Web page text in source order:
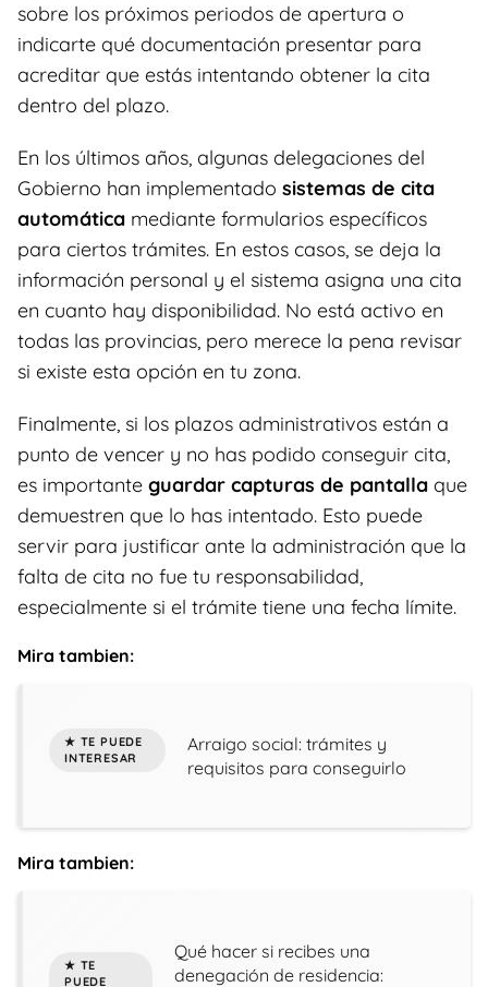
sobre los próximos periodos de apertura o
indicarte qué documentación presentar para
acreditar que estás intentando obtener la cita
dentro del plazo.
En los últimos años, algunas delegaciones del
Gobierno han implementado sistemas de cita
automática mediante formularios específicos
para ciertos trámites. En estos casos, se deja la
información personal y el sistema asigna una cita
en cuanto hay disponibilidad. No está activo en
todas las provincias, pero merece la pena revisar
si existe esta opción en tu zona.
Finalmente, si los plazos administrativos están a
punto de vencer y no has podido conseguir cita,
es importante guardar capturas de pantalla que
demuestren que lo has intentado. Esto puede
servir para justificar ante la administración que la
falta de cita no fue tu responsabilidad,
especialmente si el trámite tiene una fecha límite.
Mira tambien:
Arraigo social: trámites y
requisitos para conseguirlo
Mira tambien:
Qué hacer si recibes una
denegación de residencia: